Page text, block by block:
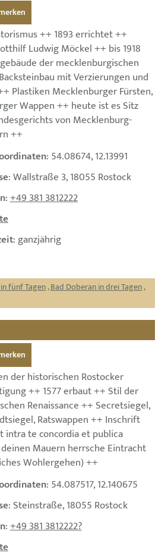
++ 1893 errichtet ++
Ludwig Möckel ++ bis 1918
der mecklenburgischen
mit Verzierungen und
Plastiken Mecklenburger Fürsten,
Wappen ++ heute ist es Sitz
von Mecklenburg-
++
: 54.08674, 12.13991
: Wallstraße 3, 18055 Rostock
:+49 381 3812222
: ganzjährig
fünf Tagen,Bad Doberan in drei Tagen,
der historischen Rostocker
++ 1577 erbaut ++ Stil der
Renaissance ++ Secretsiegel,
Ratswappen ++ Inschrift
intra te concordia et publica
Mauern herrsche Eintracht
Wohlergehen) ++
: 54.087517, 12.140675
: Steinstraße, 18055 Rostock
:+49 381 3812222?